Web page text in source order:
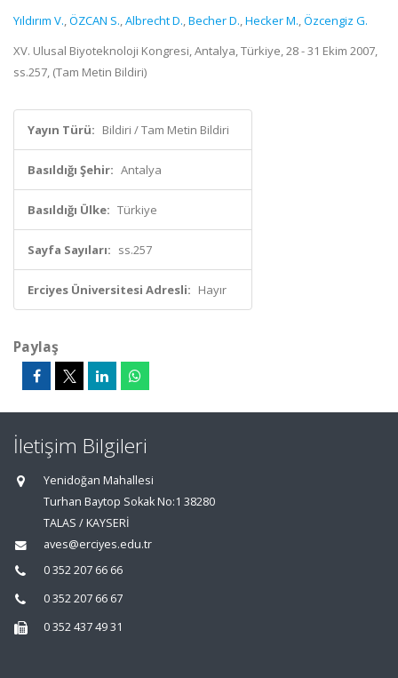
Yıldırım V.,ÖZCAN S.,Albrecht D.,Becher D.,Hecker M.,Özcengiz G.
XV. Ulusal Biyoteknoloji Kongresi, Antalya, Türkiye, 28 - 31 Ekim 2007,
ss.257, (Tam Metin Bildiri)
Yayın Türü: Bildiri / Tam Metin Bildiri
Basıldığı Şehir: Antalya
Basıldığı Ülke: Türkiye
Sayfa Sayıları: ss.257
Erciyes Üniversitesi Adresli: Hayır
Paylaş
İletişim Bilgileri
Yenidoğan Mahallesi
Turhan Baytop Sokak No:1 38280
TALAS / KAYSERİ
aves@erciyes.edu.tr
0 352 207 66 66
0 352 207 66 67
0 352 437 49 31